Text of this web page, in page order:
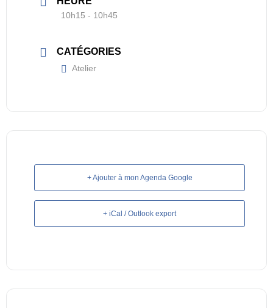
10h15 - 10h45
CATÉGORIES
Atelier
+ Ajouter à mon Agenda Google
+ iCal / Outlook export